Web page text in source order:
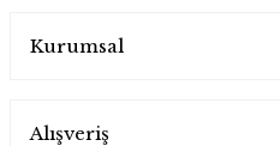
Kurumsal
Alışveriş